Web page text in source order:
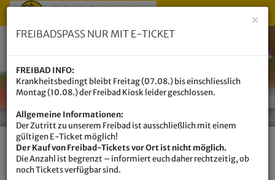
Ayurveda-Massagen
×
FREIBADSPASS NUR MIT E-TICKET
FREIBAD INFO:
Krankheitsbedingt bleibt Freitag (07.08.) bis einschliesslich
Montag (10.08.) der Freibad Kiosk leider geschlossen.
Allgemeine Informationen:
Der Zutritt zu unserem Freibad ist ausschließlich mit einem
gültigen E-Ticket möglich!
Der Kauf von Freibad-Tickets vor Ort ist nicht möglich.
Die Anzahl ist begrenzt – informiert euch daher rechtzeitig, ob
noch Tickets verfügbar sind.